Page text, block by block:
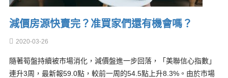
減價房源快賣完？准買家們還有機會嗎？
2020-03-26
隨著筍盤持續被市場消化，減價盤進一步回落，「美聯信心指數」
連升3周，最新報59.0點，較前一周的54.5點上升8.3%。由於市場